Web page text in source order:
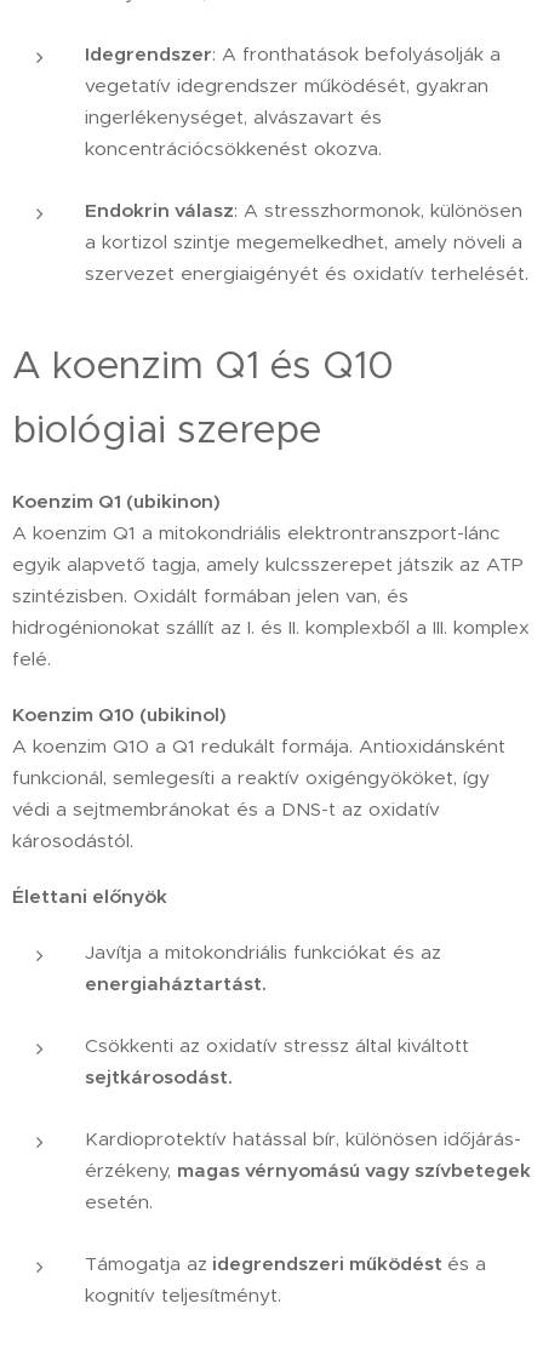
Idegrendszer: A fronthatások befolyásolják a
vegetatív idegrendszer működését, gyakran
ingerlékenységet, alvászavart és
koncentrációcsökkenést okozva.
Endokrin válasz: A stresszhormonok, különösen
a kortizol szintje megemelkedhet, amely növeli a
szervezet energiaigényét és oxidatív terhelését.
A koenzim Q1 és Q10
biológiai szerepe
Koenzim Q1 (ubikinon)
A koenzim Q1 a mitokondriális elektrontranszport-lánc
egyik alapvető tagja, amely kulcsszerepet játszik az ATP
szintézisben. Oxidált formában jelen van, és
hidrogénionokat szállít az I. és II. komplexből a III. komplex
felé.
Koenzim Q10 (ubikinol)
A koenzim Q10 a Q1 redukált formája. Antioxidánsként
funkcionál, semlegesíti a reaktív oxigéngyököket, így
védi a sejtmembránokat és a DNS-t az oxidatív
károsodástól.
Élettani előnyök
Javítja a mitokondriális funkciókat és az
energiaháztartást.
Csökkenti az oxidatív stressz által kiváltott
sejtkárosodást.
Kardioprotektív hatással bír, különösen időjárás-
érzékeny, magas vérnyomású vagy szívbetegek
esetén.
Támogatja az idegrendszeri működést és a
kognitív teljesítményt.